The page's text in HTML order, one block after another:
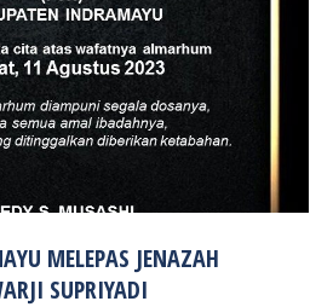
MELEPAS JENAZAH
SUPRIYADI